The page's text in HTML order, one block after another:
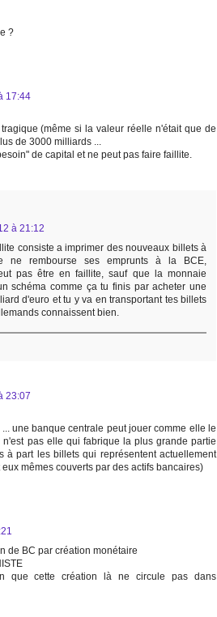
?
17:44
(même si la valeur réelle n'était que de
de 3000 milliards ...
de capital et ne peut pas faire faillite.
à 21:12
consiste a imprimer des nouveaux billets à
ne rembourse ses emprunts à la BCE,
pas être en faillite, sauf que la monnaie
schéma comme ça tu finis par acheter une
d'euro et tu y va en transportant tes billets
connaissent bien.
23:07
une banque centrale peut jouer comme elle le
pas elle qui fabrique la plus grande partie
à part les billets qui représentent actuellement
mêmes couverts par des actifs bancaires)
de BC par création monétaire
que cette création là ne circule pas dans